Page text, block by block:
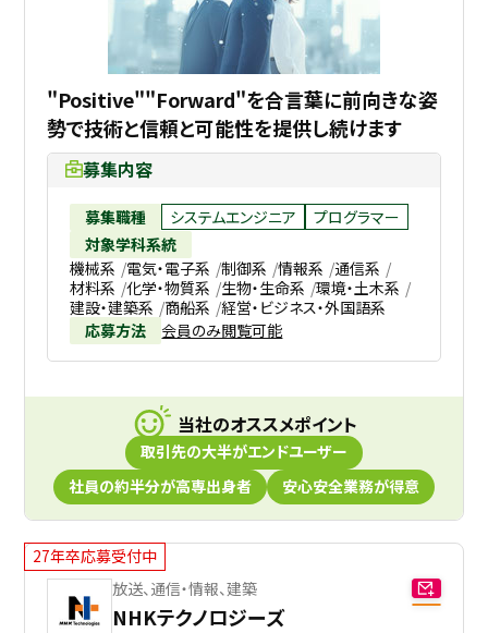
"Positive""Forward"を合言葉に前向きな姿
勢で技術と信頼と可能性を提供し続けます
募集内容
募集職種 システムエンジニア
プログラマー
対象学科系統
機械系 電気・電子系 制御系 情報系 通信系
材料系 化学・物質系 生物・生命系 環境・土木系
建設・建築系 商船系 経営・ビジネス・外国語系
応募方法
会員のみ閲覧可能
当社のオススメポイント
取引先の大半がエンドユーザー
社員の約半分が高専出身者
安心安全業務が得意
27年卒応募受付中
放送、通信・情報、建築
NHKテクノロジーズ